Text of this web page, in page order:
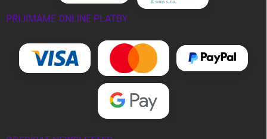
PŘIJÍMÁME ONLINE PLATBY